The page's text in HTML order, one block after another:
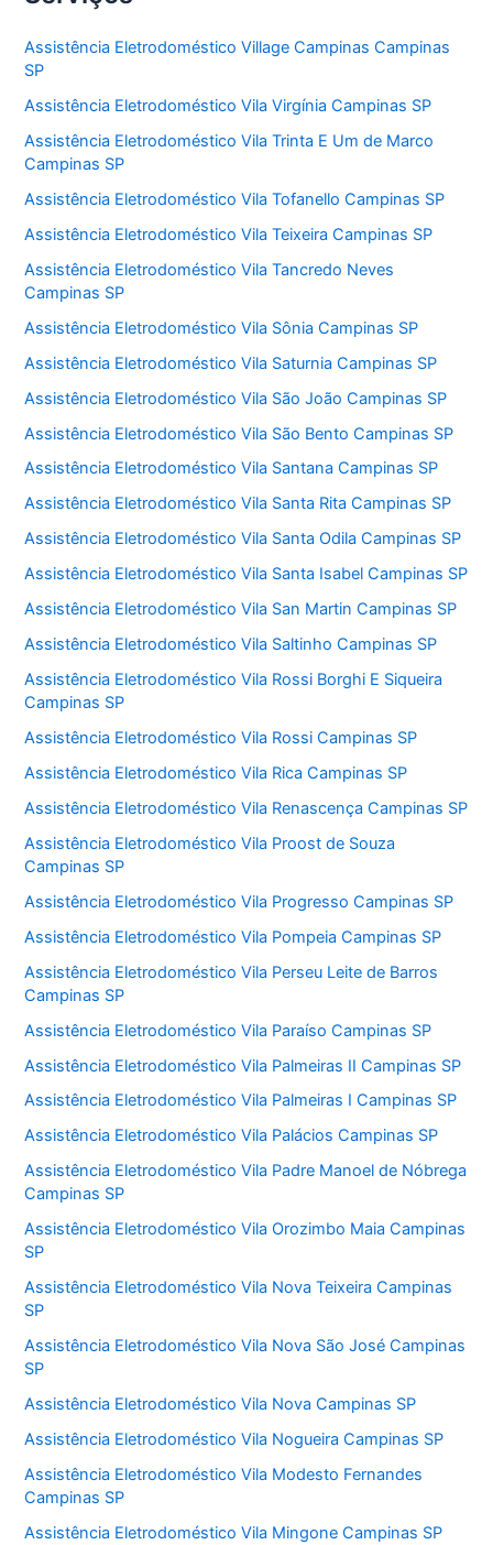
Assistência Eletrodoméstico Village Campinas Campinas
SP
Assistência Eletrodoméstico Vila Virgínia Campinas SP
Assistência Eletrodoméstico Vila Trinta E Um de Marco
Campinas SP
Assistência Eletrodoméstico Vila Tofanello Campinas SP
Assistência Eletrodoméstico Vila Teixeira Campinas SP
Assistência Eletrodoméstico Vila Tancredo Neves
Campinas SP
Assistência Eletrodoméstico Vila Sônia Campinas SP
Assistência Eletrodoméstico Vila Saturnia Campinas SP
Assistência Eletrodoméstico Vila São João Campinas SP
Assistência Eletrodoméstico Vila São Bento Campinas SP
Assistência Eletrodoméstico Vila Santana Campinas SP
Assistência Eletrodoméstico Vila Santa Rita Campinas SP
Assistência Eletrodoméstico Vila Santa Odila Campinas SP
Assistência Eletrodoméstico Vila Santa Isabel Campinas SP
Assistência Eletrodoméstico Vila San Martin Campinas SP
Assistência Eletrodoméstico Vila Saltinho Campinas SP
Assistência Eletrodoméstico Vila Rossi Borghi E Siqueira
Campinas SP
Assistência Eletrodoméstico Vila Rossi Campinas SP
Assistência Eletrodoméstico Vila Rica Campinas SP
Assistência Eletrodoméstico Vila Renascença Campinas SP
Assistência Eletrodoméstico Vila Proost de Souza
Campinas SP
Assistência Eletrodoméstico Vila Progresso Campinas SP
Assistência Eletrodoméstico Vila Pompeia Campinas SP
Assistência Eletrodoméstico Vila Perseu Leite de Barros
Campinas SP
Assistência Eletrodoméstico Vila Paraíso Campinas SP
Assistência Eletrodoméstico Vila Palmeiras II Campinas SP
Assistência Eletrodoméstico Vila Palmeiras I Campinas SP
Assistência Eletrodoméstico Vila Palácios Campinas SP
Assistência Eletrodoméstico Vila Padre Manoel de Nóbrega
Campinas SP
Assistência Eletrodoméstico Vila Orozimbo Maia Campinas
SP
Assistência Eletrodoméstico Vila Nova Teixeira Campinas
SP
Assistência Eletrodoméstico Vila Nova São José Campinas
SP
Assistência Eletrodoméstico Vila Nova Campinas SP
Assistência Eletrodoméstico Vila Nogueira Campinas SP
Assistência Eletrodoméstico Vila Modesto Fernandes
Campinas SP
Assistência Eletrodoméstico Vila Mingone Campinas SP